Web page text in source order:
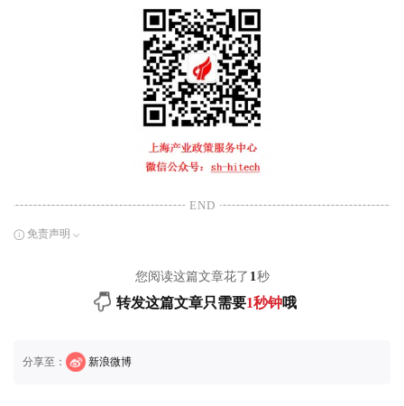
END
免责声明
您阅读这篇文章花了 1 秒
转发这篇文章只需要1秒钟哦
分享至： 新浪微博